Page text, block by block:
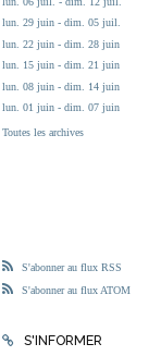
lun. 29 juin - dim. 05 juil.
lun. 22 juin - dim. 28 juin
lun. 15 juin - dim. 21 juin
lun. 08 juin - dim. 14 juin
lun. 01 juin - dim. 07 juin
Toutes les archives
S'abonner au flux RSS
S'abonner au flux ATOM
S'INFORMER